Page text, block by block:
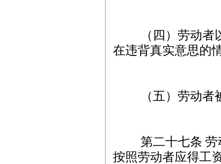
（四）劳动者以
在违背真实意思的
（五）劳动者被
第二十七条 劳动
按照劳动者应得工